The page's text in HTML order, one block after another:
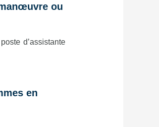
ou
d’assistante
en